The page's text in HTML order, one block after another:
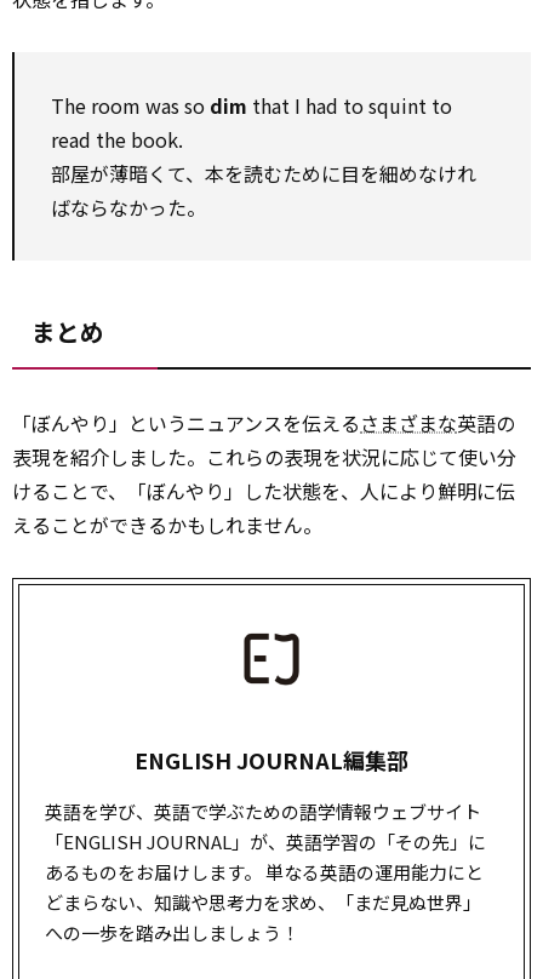
The room was so dim that I had to squint to
read the book.
部屋が薄暗くて、本を読むために目を細めなけれ
ばならなかった。
まとめ
「ぼんやり」というニュアンスを伝えるさまざまな英語の
表現を紹介しました。これらの表現を状況に応じて使い分
けることで、「ぼんやり」した状態を、人により鮮明に伝
えることができるかもしれません。
ENGLISH JOURNAL編集部
英語を学び、英語で学ぶための語学情報ウェブサイト
「ENGLISH JOURNAL」が、英語学習の「その先」に
あるものをお届けします。 単なる英語の運用能力にと
どまらない、知識や思考力を求め、「まだ見ぬ世界」
への一歩を踏み出しましょう！